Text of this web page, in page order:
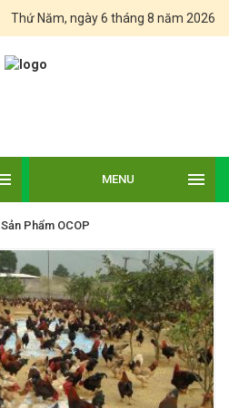
Thứ Năm, ngày 6 tháng 8 năm 2026
MENU
Sản Phẩm OCOP